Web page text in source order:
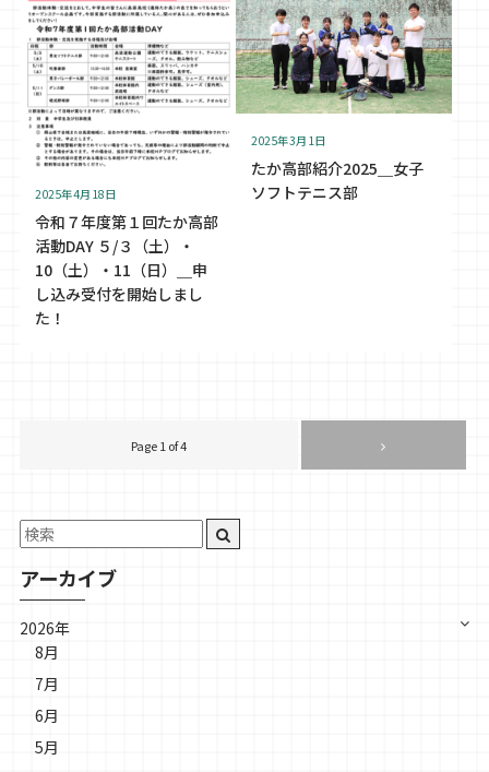
2025年4月18日
令和７年度第１回たか高部
活動DAY ５/３（土）・
10（土）・11（日）＿申
し込み受付を開始しまし
た！
2025年3月1日
たか高部紹介2025＿女子
ソフトテニス部
Page 1 of 4
アーカイブ
2026年
8月
7月
6月
5月